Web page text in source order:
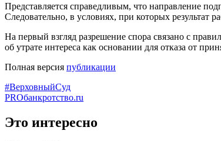
Представляется справедливым, что направление
Следовательно, в условиях, при которых результат
На первый взгляд разрешение спора связано с
об утрате интереса как основании для отказа от
Полная версия публикации
#ВерховныйСуд
PROбанкротство.ru
Это интересно